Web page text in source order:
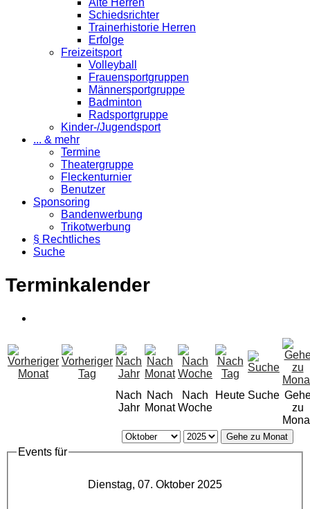
Alte Herren
Schiedsrichter
Trainerhistorie Herren
Erfolge
Freizeitsport
Volleyball
Frauensportgruppen
Männersportgruppe
Badminton
Radsportgruppe
Kinder-/Jugendsport
... & mehr
Termine
Theatergruppe
Fleckenturnier
Benutzer
Sponsoring
Bandenwerbung
Trikotwerbung
§ Rechtliches
Suche
Terminkalender
Nach
Jahr
Nach
Monat
Nach
Woche
Heute Suche
zu
Gehe zu Monat
Events für
Dienstag, 07. Oktober 2025